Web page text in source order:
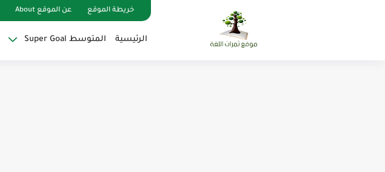
خريطة الموقع عن الموقع About
الرئيسية المتوسط Super Goal